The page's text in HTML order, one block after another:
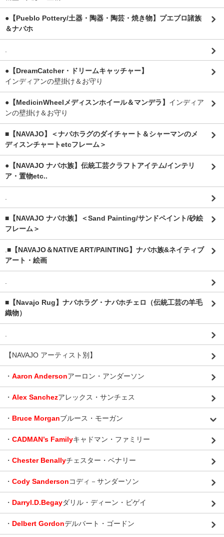
●【Pueblo Pottery/土器・陶器・陶芸・焼き物】プエブロ諸族
＆ナバホ
●【DreamCatcher・ドリームキャッチャー】
インディアンの壁掛け＆お守り
●【MedicinWheelメディスンホイール＆マンデラ】 インディア
ンの壁掛け＆お守り
■【NAVAJO】＜ナバホラグのダイチャート＆シャーマンのメ
ディスンチャートetcフレーム＞
●【NAVAJO ナバホ族】伝統工芸クラフトアイテム/インテリ
ア・置物etc..
■【NAVAJO ナバホ族】＜Sand Painting/サンドペイント/砂絵
フレーム＞
■【NAVAJO＆NATIVE ART/PAINTING】ナバホ族&ネイティブ
アート・絵画
■【Navajo Rug】ナバホラグ・ナバホチェロ（伝統工芸の羊毛
織物）
【NAVAJO アーティスト別】
・ Aaron Andersonアーロン・アンダーソン
・ Alex Sanchezアレックス・サンチェス
・ Bruce Morganブルース・モーガン
・ CADMAN’s Familyキャドマン・ファミリー
・ Chester Benallyチェスター・ベナリー
・ Cody Sandersonコディ－サンダーソン
・ Darryl.D.Begayダリル・ディーン・ビゲイ
・ Delbert Gordonデルバート・ゴードン